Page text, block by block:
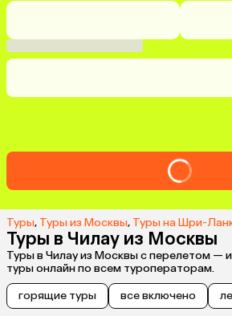
Туры, Туры из Москвы, Туры на Шри-
Туры в Чилау из Москвы
Туры в Чилау из Москвы с перелетом —
туры онлайн по всем туроператорам.
горящие туры
все включено